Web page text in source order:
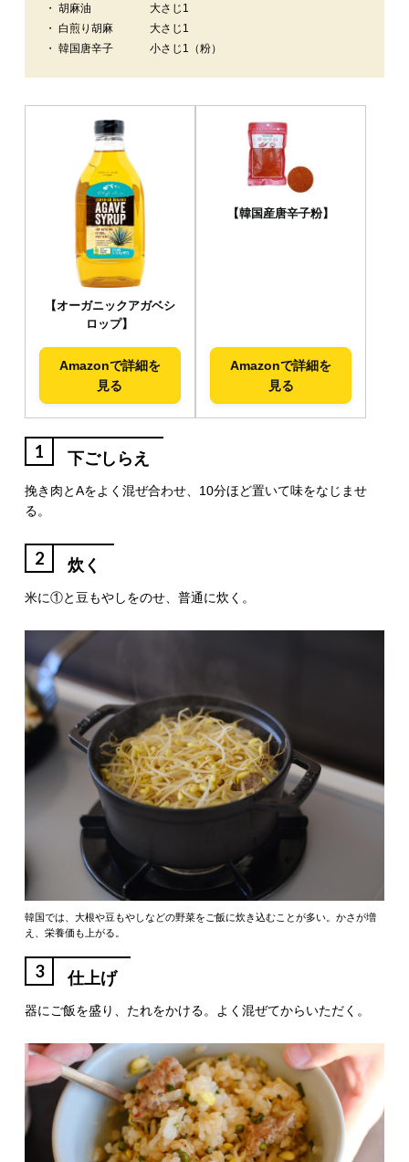
・ 胡麻油
大さじ1
・ 白煎り胡麻
大さじ1
・ 韓国唐辛子
小さじ1（粉）
【オーガニックアガベシ
ロップ】
Amazonで詳細を
見る
【韓国産唐辛子粉】
Amazonで詳細を
見る
1 下ごしらえ
挽き肉とAをよく混ぜ合わせ、10分ほど置いて味をなじませ
る。
2 炊く
米に①と豆もやしをのせ、普通に炊く。
韓国では、大根や豆もやしなどの野菜をご飯に炊き込むことが多い。かさが増
え、栄養価も上がる。
3 仕上げ
器にご飯を盛り、たれをかける。よく混ぜてからいただく。